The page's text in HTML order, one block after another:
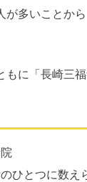
が多いことか
もに「長崎三
ひとつに数え